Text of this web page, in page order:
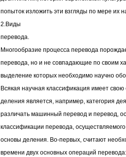
попыток изложить эти взгляды по мере их
2.Виды
перевода.
Многообразие процесса перевода
перевода, но и не совпадающие по своим
выделение которых необходимо научно
Всякая научная классификация имеет
деления является, например, категория
различать машинный перевод и перевод,
классификации перевода,
основы деления. Во-первых, считают
времени двух основных операций